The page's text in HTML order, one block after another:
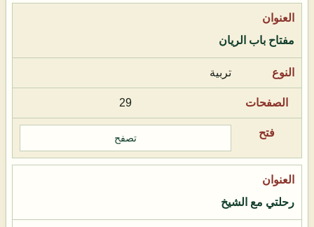
مفتاح باب الريان
تربية
29
تصفح
رحلتي مع الشيخ